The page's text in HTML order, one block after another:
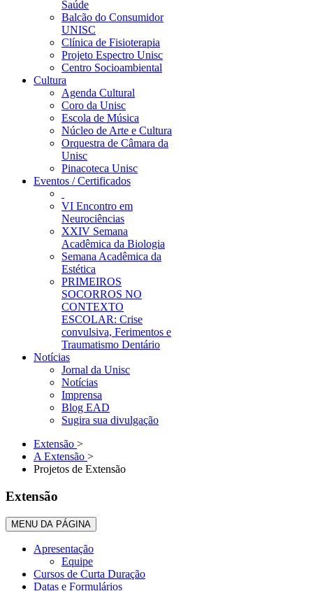
Saúde
Balcão do Consumidor
UNISC
Clínica de Fisioterapia
Projeto Espectro Unisc
Centro Socioambiental
Cultura
Agenda Cultural
Coro da Unisc
Escola de Música
Núcleo de Arte e Cultura
Orquestra de Câmara da
Unisc
Pinacoteca Unisc
Eventos / Certificados
VI Encontro em
Neurociências
XXIV Semana
Acadêmica da Biologia
Semana Acadêmica da
Estética
PRIMEIROS
SOCORROS NO
CONTEXTO
ESCOLAR: Crise
convulsiva, Ferimentos e
Traumatismo Dentário
Notícias
Jornal da Unisc
Notícias
Imprensa
Blog EAD
Sugira sua divulgação
Extensão >
A Extensão >
Projetos de Extensão
Extensão
MENU DA PÁGINA
Apresentação
Equipe
Cursos de Curta Duração
Datas e Formulários